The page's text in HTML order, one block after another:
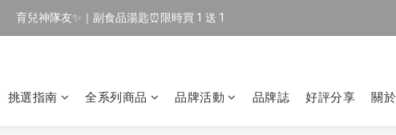
🔥 新會員專屬｜首購現折 $100！🔥
育兒神隊友✨｜副食品湯匙⏰限時買 1 送 1
挑選指南 全系列商品 品牌活動 品牌誌 好評分享 關